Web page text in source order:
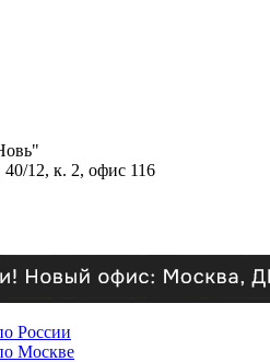
12, к. 2, офис 116
России
Москве